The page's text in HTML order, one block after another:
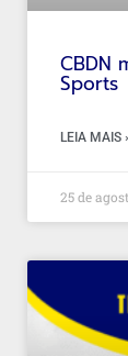
CBDN
Sports
LEIA MAIS
25 de